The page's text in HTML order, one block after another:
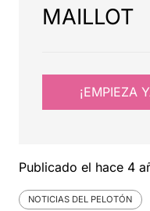
MAILLOT
¡EMPIEZA
Publicado el hace 4
NOTICIAS DEL PELOTÓN